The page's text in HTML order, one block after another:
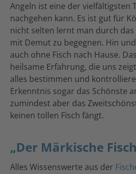
Angeln ist eine der vielfältigsten
nachgehen kann. Es ist gut für
nicht selten lernt man durch
mit Demut zu begegnen. Hin
auch ohne Fisch nach Hause.
heilsame Erfahrung, die uns
alles bestimmen und
Erkenntnis sogar das Schönste
zumindest aber das
keinen tollen Fisch fängt.
„Der Märkische
Alles Wissenswerte aus der